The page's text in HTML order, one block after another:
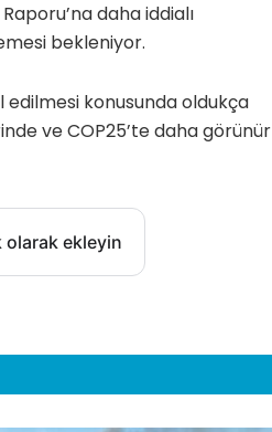
daha iddialı
bekleniyor.
konusunda oldukça
ve COP25’te daha görünür
olarak ekleyin